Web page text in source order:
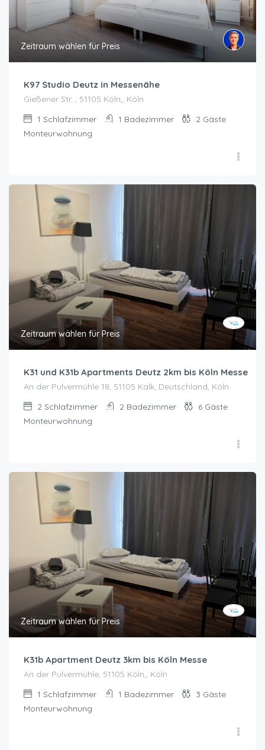
Zeitraum wählen für Preis
K97 Studio Deutz in Messenähe
Gießener Str. , 51105 Köln,, Köln
1 Schlafzimmer 1 Badezimmer 2 Gäste
Monteurwohnung
Zeitraum wählen für Preis
K31 und K31b Apartments Deutz 2km bis Köln Messe
An der Pulvermühle 18, 51105 Kalk, Deutschland, Köln
2 Schlafzimmer 2 Badezimmer 6 Gäste
Monteurwohnung
Zeitraum wählen für Preis
K31b Apartment Deutz 3km bis Köln Messe
An der Pulvermühle, 51105 Köln,, Köln
1 Schlafzimmer 1 Badezimmer 3 Gäste
Monteurwohnung